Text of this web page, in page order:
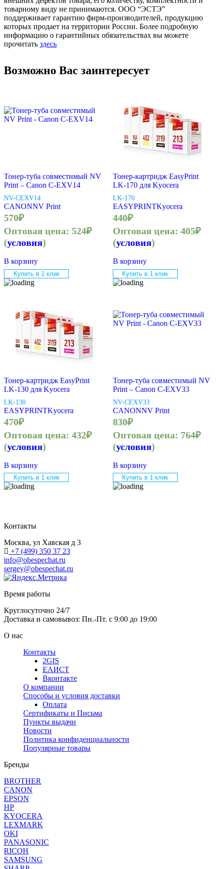
товарному виду не принимаются. ООО “ЭСТЭ”
поддерживает гарантию фирм-производителей, продукцию
которых продает на территории России. Более подробную
информацию о гарантийных обязательствах вы можете
прочитать здесь
Возможно Вас заинтересует
Тонер-туба совместимый NV
Print – Canon C-EXV14
NV-CEXV14
CANONNV Print
570₽
Оптовая цена: 524₽
(условия)
В корзину
Купить в 1 клик
Тонер-картридж EasyPrint
LK-170 для Kyocera
LK-170
EASYPRINTKyocera
440₽
Оптовая цена: 405₽
(условия)
В корзину
Купить в 1 клик
Тонер-картридж EasyPrint
LK-130 для Kyocera
LK-130
EASYPRINTKyocera
470₽
Оптовая цена: 432₽
(условия)
В корзину
Купить в 1 клик
Тонер-туба совместимый NV
Print – Canon C-EXV33
NV-CEXV33
CANONNV Print
830₽
Оптовая цена: 764₽
(условия)
В корзину
Купить в 1 клик
Контакты
Москва, ул Хавская д 3
+7 (499) 350 37 23
info@obespechat.ru
sergey@obespechat.ru
Время работы
Круглосуточно 24/7
Доставка и самовывоз: Пн.-Пт. с 9:00 до 19:00
О нас
Контакты
2GIS
ЕАИСТ
Вконтакте
О компании
Способы и условия доставки
Оплата
Сертификаты и Письма
Пункты выдачи
Новости
Политика конфиденциальности
Популярные товары
Бренды
BROTHER
CANON
EPSON
HP
KYOCERA
LEXMARK
OKI
PANASONIC
RICOH
SAMSUNG